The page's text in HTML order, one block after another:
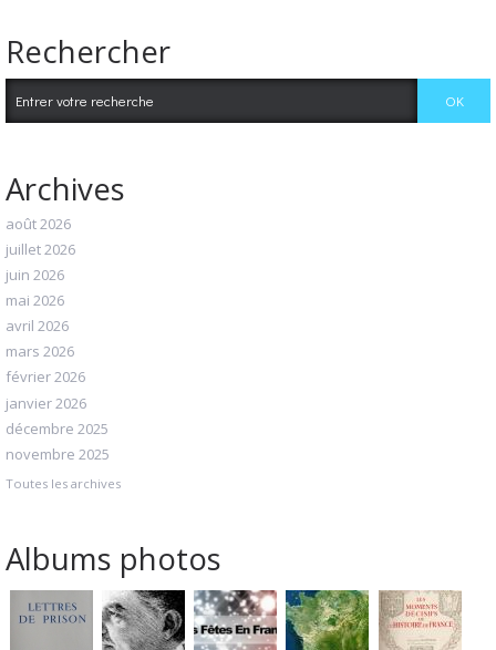
Rechercher
Archives
août 2026
juillet 2026
juin 2026
mai 2026
avril 2026
mars 2026
février 2026
janvier 2026
décembre 2025
novembre 2025
Toutes les archives
Albums photos